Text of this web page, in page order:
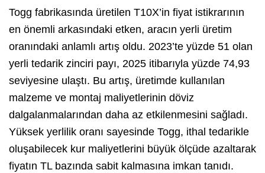
Togg fabrikasında üretilen T10X’in fiyat istikrarının
en önemli arkasındaki etken, aracın yerli üretim
oranındaki anlamlı artış oldu. 2023’te yüzde 51 olan
yerli tedarik zinciri payı, 2025 itibarıyla yüzde 74,93
seviyesine ulaştı. Bu artış, üretimde kullanılan
malzeme ve montaj maliyetlerinin döviz
dalgalanmalarından daha az etkilenmesini sağladı.
Yüksek yerlilik oranı sayesinde Togg, ithal tedarikle
oluşabilecek kur maliyetlerini büyük ölçüde azaltarak
fiyatın TL bazında sabit kalmasına imkan tanıdı.